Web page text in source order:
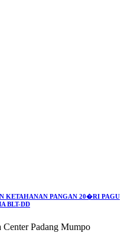
KETAHANAN PANGAN 20�RI PAGU
BLT-DD
Padang Mumpo